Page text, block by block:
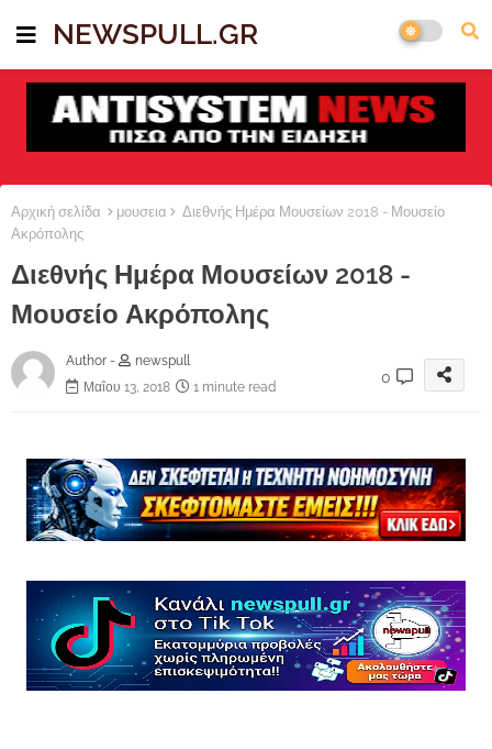
NEWSPULL.GR
Αρχική σελίδα μουσεια
Διεθνής Ημέρα Μουσείων 2018 - Μουσείο
Ακρόπολης
Διεθνής Ημέρα Μουσείων 2018 -
Μουσείο Ακρόπολης
Author -
newspull
Μαΐου 13, 2018
1 minute read
0